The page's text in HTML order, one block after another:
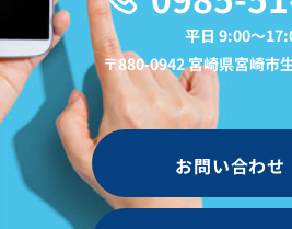
平日 9:00〜
〒880-0942 宮崎県宮崎市
お問い合わせ